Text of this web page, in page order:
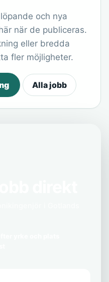
och nya
när de publiceras.
eller bredda
fler möjligheter.
Alla jobb